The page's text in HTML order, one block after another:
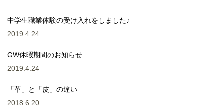
中学生職業体験の受け入れをしました♪
2019.4.24
GW休暇期間のお知らせ
2019.4.24
「革」と「皮」の違い
2018.6.20